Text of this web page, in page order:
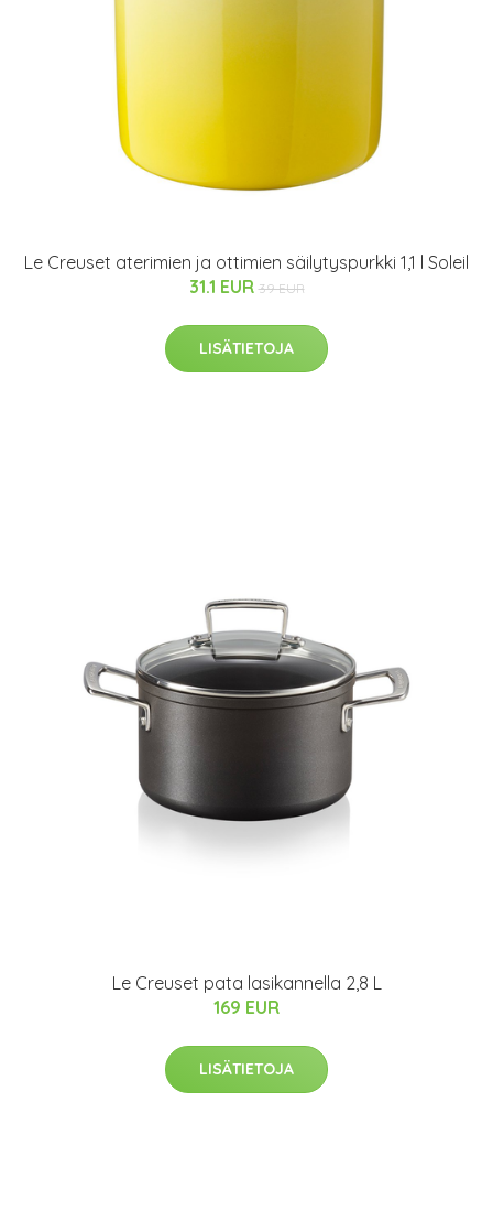
Le Creuset aterimien ja ottimien säilytyspurkki 1,1 l Soleil
31.1 EUR 39 EUR
LISÄTIETOJA
Le Creuset pata lasikannella 2,8 L
169 EUR
LISÄTIETOJA